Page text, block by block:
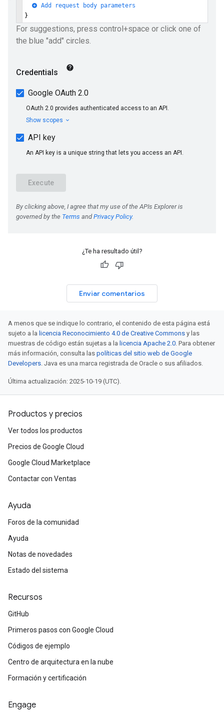
¿Te ha resultado útil?
Enviar comentarios
A menos que se indique lo contrario, el contenido de esta página está
sujeto a la licencia Reconocimiento 4.0 de Creative Commons y las
muestras de código están sujetas a la licencia Apache 2.0. Para obtener
más información, consulta las políticas del sitio web de Google
Developers. Java es una marca registrada de Oracle o sus afiliados.
Última actualización: 2025-10-19 (UTC).
Productos y precios
Ver todos los productos
Precios de Google Cloud
Google Cloud Marketplace
Contactar con Ventas
Ayuda
Foros de la comunidad
Ayuda
Notas de novedades
Estado del sistema
Recursos
GitHub
Primeros pasos con Google Cloud
Códigos de ejemplo
Centro de arquitectura en la nube
Formación y certificación
Engage